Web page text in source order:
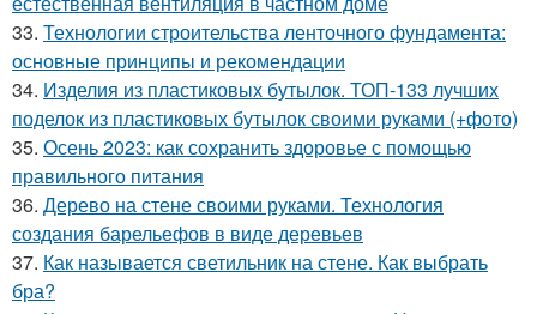
33. Технологии строительства ленточного фундамента:
основные принципы и рекомендации
34. Изделия из пластиковых бутылок. ТОП-133 лучших
поделок из пластиковых бутылок своими руками (+фото)
35. Осень 2023: как сохранить здоровье с помощью
правильного питания
36. Дерево на стене своими руками. Технология
создания барельефов в виде деревьев
37. Как называется светильник на стене. Как выбрать
бра?